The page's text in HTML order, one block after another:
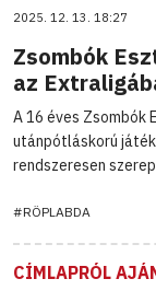
2025. 12. 13. 18:27
Zsombók
az
A 16 éves Zsombók
utánpótláskorú
rendszeresen
#RÖPLABDA
CÍMLAPRÓL